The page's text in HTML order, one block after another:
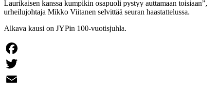
Laurikaisen kanssa kumpikin osapuoli pystyy auttamaan toisiaan”,
urheilujohtaja Mikko Viitanen selvittää seuran haastattelussa.
Alkava kausi on JYPin 100-vuotisjuhla.
Facebook
Twitter